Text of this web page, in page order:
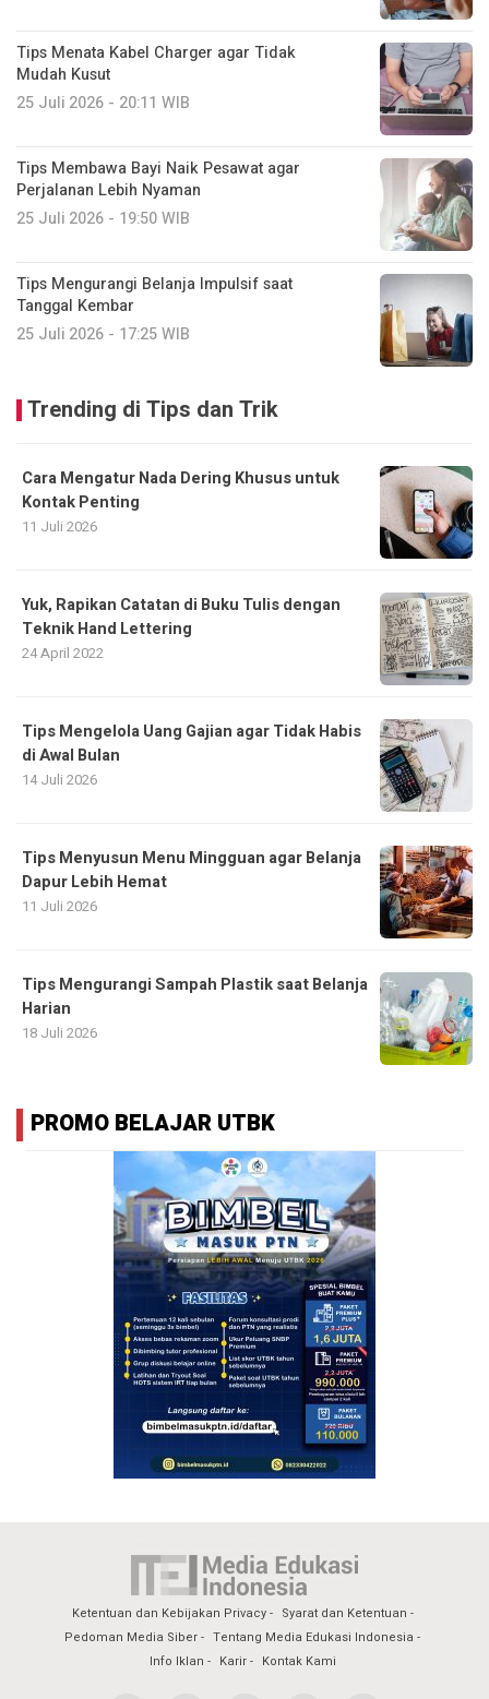
Tips Menata Kabel Charger agar Tidak
Mudah Kusut
25 Juli 2026 - 20:11 WIB
Tips Membawa Bayi Naik Pesawat agar
Perjalanan Lebih Nyaman
25 Juli 2026 - 19:50 WIB
Tips Mengurangi Belanja Impulsif saat
Tanggal Kembar
25 Juli 2026 - 17:25 WIB
Trending di Tips dan Trik
Cara Mengatur Nada Dering Khusus untuk
Kontak Penting
11 Juli 2026
Yuk, Rapikan Catatan di Buku Tulis dengan
Teknik Hand Lettering
24 April 2022
Tips Mengelola Uang Gajian agar Tidak Habis
di Awal Bulan
14 Juli 2026
Tips Menyusun Menu Mingguan agar Belanja
Dapur Lebih Hemat
11 Juli 2026
Tips Mengurangi Sampah Plastik saat Belanja
Harian
18 Juli 2026
PROMO BELAJAR UTBK
Ketentuan dan Kebijakan Privacy
Syarat dan Ketentuan
Pedoman Media Siber
Tentang Media Edukasi Indonesia
Info Iklan
Karir Kontak Kami